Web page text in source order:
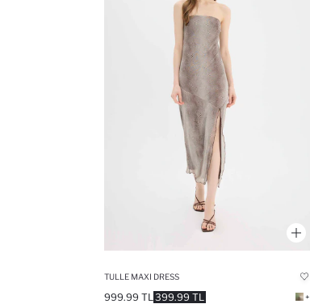
TULLE MAXI DRESS
399.99 TL
999.99 TL